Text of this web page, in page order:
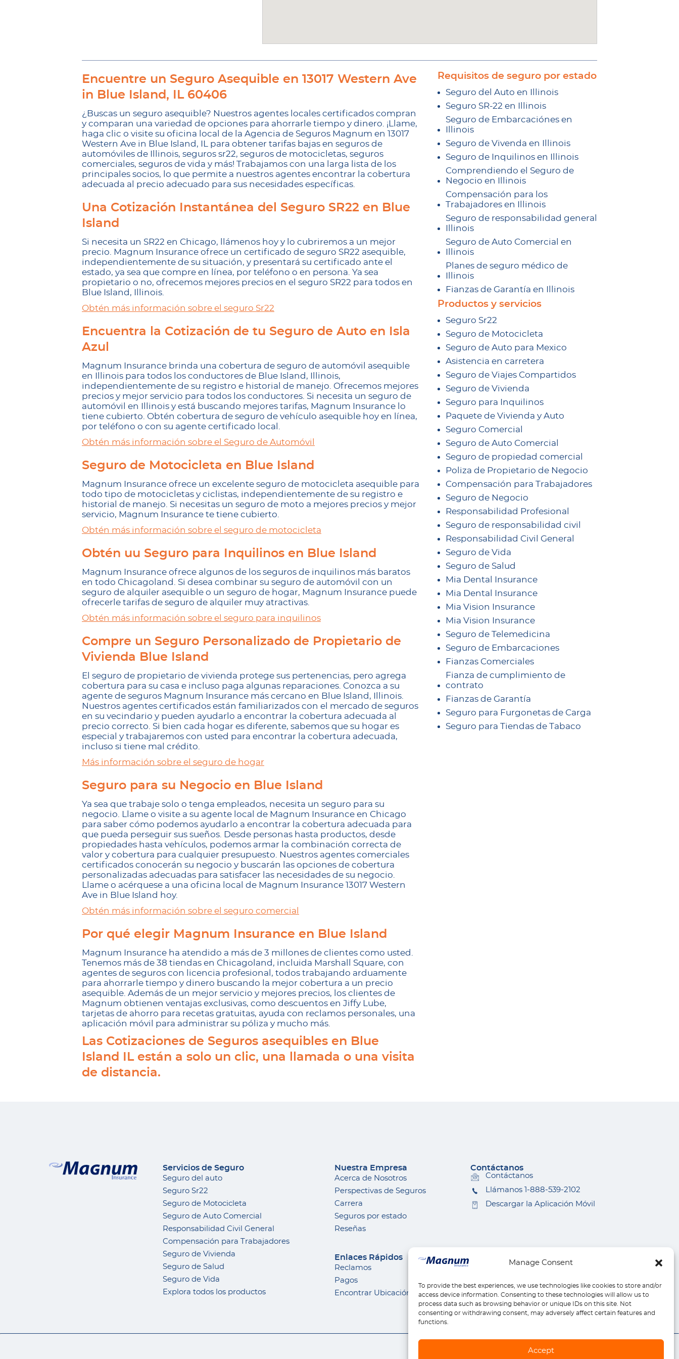
Manage Consent
To provide the best experiences, we use technologies like cookies to store and/or
access device information. Consenting to these technologies will allow us to
process data such as browsing behavior or unique IDs on this site. Not
consenting or withdrawing consent, may adversely affect certain features and
functions.
Accept
Encuentre un Seguro Asequible en 13017 Western Ave
in Blue Island, IL 60406
¿Buscas un seguro asequible? Nuestros agentes locales certificados compran
y comparan una variedad de opciones para ahorrarle tiempo y dinero. ¡Llame,
haga clic o visite su oficina local de la Agencia de Seguros Magnum en 13017
Western Ave in Blue Island, IL para obtener tarifas bajas en seguros de
automóviles de Illinois, seguros sr22, seguros de motocicletas, seguros
comerciales, seguros de vida y más! Trabajamos con una larga lista de los
principales socios, lo que permite a nuestros agentes encontrar la cobertura
adecuada al precio adecuado para sus necesidades específicas.
Una Cotización Instantánea del Seguro SR22 en Blue
Island
Si necesita un SR22 en Chicago, llámenos hoy y lo cubriremos a un mejor
precio. Magnum Insurance ofrece un certificado de seguro SR22 asequible,
independientemente de su situación, y presentará su certificado ante el
estado, ya sea que compre en línea, por teléfono o en persona. Ya sea
propietario o no, ofrecemos mejores precios en el seguro SR22 para todos en
Blue Island, Illinois.
Obtén más información sobre el seguro Sr22
Encuentra la Cotización de tu Seguro de Auto en Isla
Azul
Magnum Insurance brinda una cobertura de seguro de automóvil asequible
en Illinois para todos los conductores de Blue Island, Illinois,
independientemente de su registro e historial de manejo. Ofrecemos mejores
precios y mejor servicio para todos los conductores. Si necesita un seguro de
automóvil en Illinois y está buscando mejores tarifas, Magnum Insurance lo
tiene cubierto. Obtén cobertura de seguro de vehículo asequible hoy en línea,
por teléfono o con su agente certificado local.
Obtén más información sobre el Seguro de Automóvil
Seguro de Motocicleta en Blue Island
Magnum Insurance ofrece un excelente seguro de motocicleta asequible para
todo tipo de motocicletas y ciclistas, independientemente de su registro e
historial de manejo. Si necesitas un seguro de moto a mejores precios y mejor
servicio, Magnum Insurance te tiene cubierto.
Obtén más información sobre el seguro de motocicleta
Obtén uu Seguro para Inquilinos en Blue Island
Magnum Insurance ofrece algunos de los seguros de inquilinos más baratos
en todo Chicagoland. Si desea combinar su seguro de automóvil con un
seguro de alquiler asequible o un seguro de hogar, Magnum Insurance puede
ofrecerle tarifas de seguro de alquiler muy atractivas.
Obtén más información sobre el seguro para inquilinos
Compre un Seguro Personalizado de Propietario de
Vivienda Blue Island
El seguro de propietario de vivienda protege sus pertenencias, pero agrega
cobertura para su casa e incluso paga algunas reparaciones. Conozca a su
agente de seguros Magnum Insurance más cercano en Blue Island, Illinois.
Nuestros agentes certificados están familiarizados con el mercado de seguros
en su vecindario y pueden ayudarlo a encontrar la cobertura adecuada al
precio correcto. Si bien cada hogar es diferente, sabemos que su hogar es
especial y trabajaremos con usted para encontrar la cobertura adecuada,
incluso si tiene mal crédito.
Más información sobre el seguro de hogar
Seguro para su Negocio en Blue Island
Ya sea que trabaje solo o tenga empleados, necesita un seguro para su
negocio. Llame o visite a su agente local de Magnum Insurance en Chicago
para saber cómo podemos ayudarlo a encontrar la cobertura adecuada para
que pueda perseguir sus sueños. Desde personas hasta productos, desde
propiedades hasta vehículos, podemos armar la combinación correcta de
valor y cobertura para cualquier presupuesto. Nuestros agentes comerciales
certificados conocerán su negocio y buscarán las opciones de cobertura
personalizadas adecuadas para satisfacer las necesidades de su negocio.
Llame o acérquese a una oficina local de Magnum Insurance 13017 Western
Ave in Blue Island hoy.
Obtén más información sobre el seguro comercial
Por qué elegir Magnum Insurance en Blue Island
Magnum Insurance ha atendido a más de 3 millones de clientes como usted.
Tenemos más de 38 tiendas en Chicagoland, incluida Marshall Square, con
agentes de seguros con licencia profesional, todos trabajando arduamente
para ahorrarle tiempo y dinero buscando la mejor cobertura a un precio
asequible. Además de un mejor servicio y mejores precios, los clientes de
Magnum obtienen ventajas exclusivas, como descuentos en Jiffy Lube,
tarjetas de ahorro para recetas gratuitas, ayuda con reclamos personales, una
aplicación móvil para administrar su póliza y mucho más.
Las Cotizaciones de Seguros asequibles en Blue
Island IL están a solo un clic, una llamada o una visita
de distancia.
Requisitos de seguro por estado
Seguro del Auto en Illinois
Seguro SR-22 en Illinois
Seguro de Embarcaciónes en
Illinois
Seguro de Vivenda en Illinois
Seguro de Inquilinos en Illinois
Comprendiendo el Seguro de
Negocio en Illinois
Compensación para los
Trabajadores en Illinois
Seguro de responsabilidad general
Illinois
Seguro de Auto Comercial en
Illinois
Planes de seguro médico de
Illinois
Fianzas de Garantía en Illinois
Productos y servicios
Seguro Sr22
Seguro de Motocicleta
Seguro de Auto para Mexico
Asistencia en carretera
Seguro de Viajes Compartidos
Seguro de Vivienda
Seguro para Inquilinos
Paquete de Vivienda y Auto
Seguro Comercial
Seguro de Auto Comercial
Seguro de propiedad comercial
Poliza de Propietario de Negocio
Compensación para Trabajadores
Seguro de Negocio
Responsabilidad Profesional
Seguro de responsabilidad civil
Responsabilidad Civil General
Seguro de Vida
Seguro de Salud
Mia Dental Insurance
Mia Dental Insurance
Mia Vision Insurance
Mia Vision Insurance
Seguro de Telemedicina
Seguro de Embarcaciones
Fianzas Comerciales
Fianza de cumplimiento de
contrato
Fianzas de Garantía
Seguro para Furgonetas de Carga
Seguro para Tiendas de Tabaco
Servicios de Seguro
Seguro del auto
Seguro Sr22
Seguro de Motocicleta
Seguro de Auto Comercial
Responsabilidad Civil General
Compensación para Trabajadores
Seguro de Vivienda
Seguro de Salud
Seguro de Vida
Explora todos los productos
Nuestra Empresa
Acerca de Nosotros
Perspectivas de Seguros
Carrera
Seguros por estado
Reseñas
Contáctanos
Contáctanos
Llámanos 1-888-539-2102
Descargar la Aplicación Móvil
Enlaces Rápidos
Reclamos
Pagos
Encontrar Ubicación